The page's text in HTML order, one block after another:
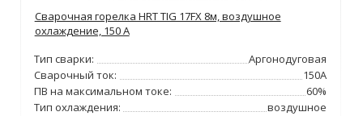
Сварочная горелка HRT TIG 17FX 8м, воздушное
охлаждение, 150 А
Тип сварки:
Аргонодуговая
Сварочный ток:
150А
ПВ на максимальном токе:
60%
Тип охлаждения:
воздушное